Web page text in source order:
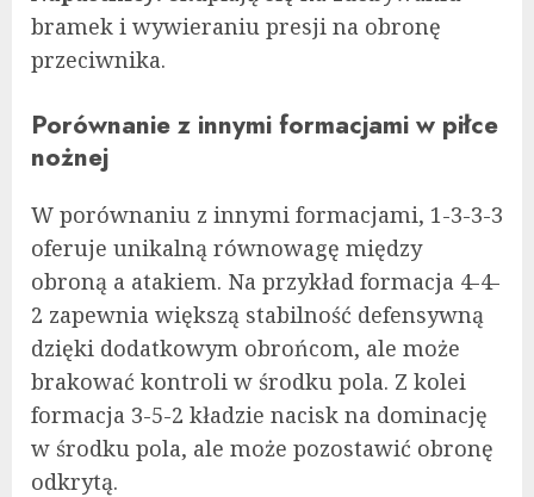
bramek i wywieraniu presji na obronę
przeciwnika.
Porównanie z innymi formacjami w piłce
nożnej
W porównaniu z innymi formacjami, 1-3-3-3
oferuje unikalną równowagę między
obroną a atakiem. Na przykład formacja 4-4-
2 zapewnia większą stabilność defensywną
dzięki dodatkowym obrońcom, ale może
brakować kontroli w środku pola. Z kolei
formacja 3-5-2 kładzie nacisk na dominację
w środku pola, ale może pozostawić obronę
odkrytą.